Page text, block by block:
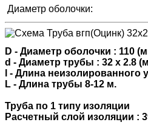
Диаметр оболочки:
D - Диаметр оболочки : 110
d - Диаметр трубы : 32 х 2.8
l - Длина неизолированного
L - Длина трубы 8-12 м.
Труба по 1 типу изоляции
Расчетный слой изоляции :